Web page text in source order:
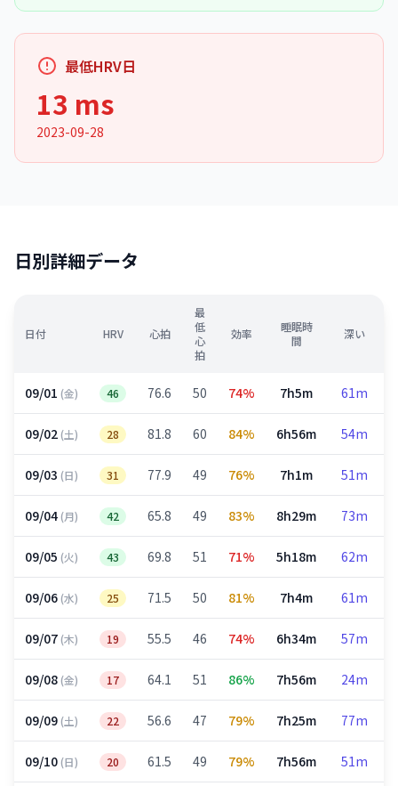
最低HRV日
13 ms
2023-09-28
日別詳細データ
日付 HRV 心拍
最
低
心
拍
効率
睡眠時
間
深い
09/01 (金) 46 76.6 50 74% 7h5m 61m
09/02(土) 28 81.8 60 84% 6h56m 54m
09/03 (日) 31 77.9 49 76% 7h1m 51m
09/04(月) 42 65.8 49 83% 8h29m 73m
09/05 (火) 43 69.8 51 71% 5h18m 62m
09/06(水) 25 71.5 50 81% 7h4m 61m
09/07(木) 19 55.5 46 74% 6h34m 57m
09/08(金) 17 64.1 51 86% 7h56m 24m
09/09(土) 22 56.6 47 79% 7h25m 77m
09/10(日) 20 61.5 49 79% 7h56m 51m